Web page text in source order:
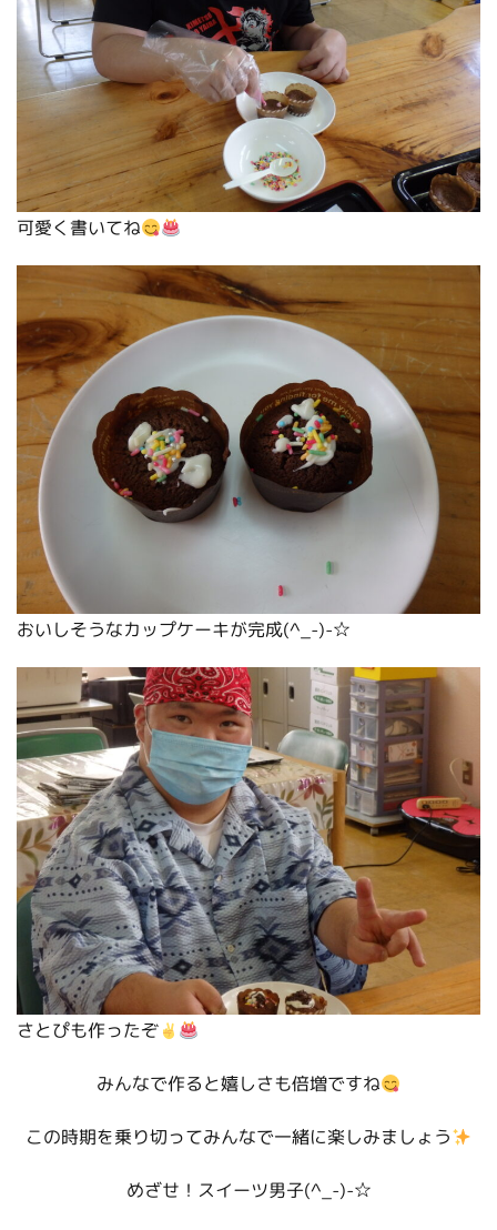
可愛く書いてね
おいしそうなカップケーキが完成(^_-)-☆
さとぴも作ったぞ
みんなで作ると嬉しさも倍増ですね
この時期を乗り切ってみんなで一緒に楽しみましょう
めざせ！スイーツ男子(^_-)-☆